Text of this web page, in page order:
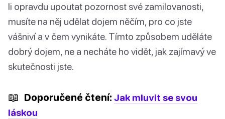
li opravdu upoutat pozornost své zamilovanosti,
musíte na něj udělat dojem něčím, pro co jste
vášniví a v čem vynikáte. Tímto způsobem uděláte
dobrý dojem, ne a necháte ho vidět, jak zajímavý ve
skutečnosti jste.
📖 Doporučené čtení: Jak mluvit se svou
láskou